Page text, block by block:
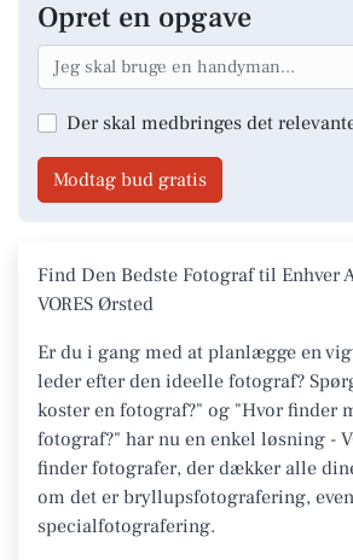
Opret en opgave
Der skal medbringes det
Modtag bud gratis
Find Den Bedste Fotograf til Enhver
VORES Ørsted
Er du i gang med at planlægge en
leder efter den ideelle fotograf?
koster en fotograf?" og "Hvor finder
fotograf?" har nu en enkel løsning -
finder fotografer, der dækker alle
om det er bryllupsfotografering,
specialfotografering.